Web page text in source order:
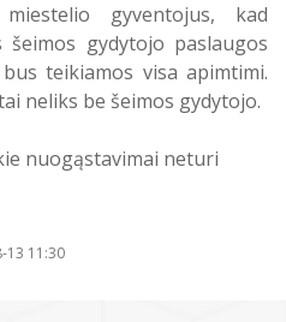
gyventojus, kad
gydytojo paslaugos
teikiamos visa apimtimi.
neliks be šeimos gydytojo.
nuogąstavimai neturi
13 11:30